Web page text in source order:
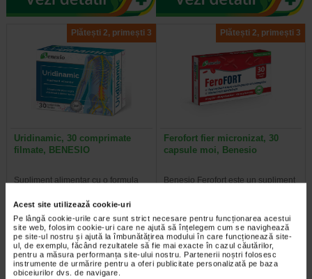
Acest site utilizează cookie-uri
Pe lângă cookie-urile care sunt strict necesare pentru funcționarea acestui
site web, folosim cookie-uri care ne ajută să înțelegem cum se navighează
pe site-ul nostru și ajută la îmbunătățirea modului în care funcționează site-
ul, de exemplu, făcând rezultatele să fie mai exacte în cazul căutărilor,
pentru a măsura performanța site-ului nostru. Partenerii noștri folosesc
instrumente de urmărire pentru a oferi publicitate personalizată pe baza
obiceiurilor dvs. de navigare.
Plătești 2, primești 3
Uridinamic, 30 comprimate
filmate, BENESIO
Supliment alimentar cu o formula
acid alfa-lipoic, uridina, citidina…
Plătești 2, primești 3
Ferofort fier micronizat, 30
capsule moi, Benesio
Benesio Ferofort este un supliment
Plătești 2, primești 3 Plătești 2, primești 3